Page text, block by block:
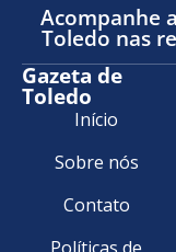
Acompanhe
Toledo nas
Gazeta de
Toledo
Início
Sobre nós
Contato